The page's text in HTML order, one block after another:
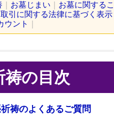
お墓じまい
お墓に関する
引に関する法律に基づく表示
ウント
祷の目次
祷のよくあるご質問